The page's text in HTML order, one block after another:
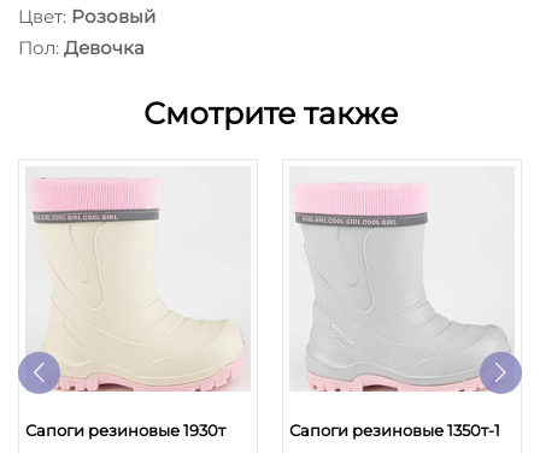
Цвет: Розовый
Пол: Девочка
Смотрите также
Сапоги резиновые 1930т Сапоги резиновые 1350т-1